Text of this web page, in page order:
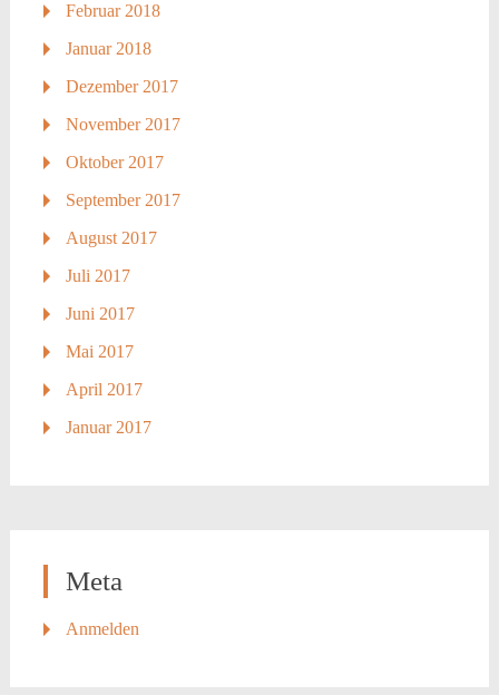
Februar 2018
Januar 2018
Dezember 2017
November 2017
Oktober 2017
September 2017
August 2017
Juli 2017
Juni 2017
Mai 2017
April 2017
Januar 2017
Meta
Anmelden